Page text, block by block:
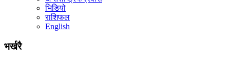
भिडियो
राशिफल
English
भर्खरै